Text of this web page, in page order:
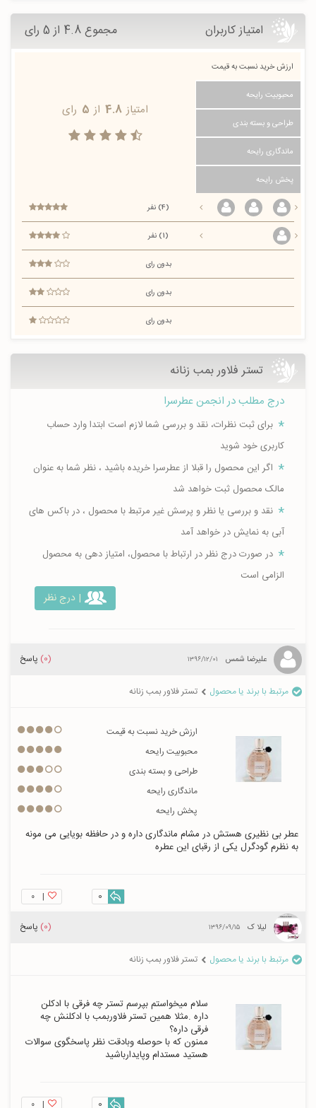
امتیاز کاربران مجموع 4.8 از 5 رای
ارزش خرید نسبت به قیمت
محبوبیت رایحه
طراحی و بسته بندی
ماندگاری رایحه
پخش رایحه
امتیاز 4.8 از 5 رای
(4) نفر
(1) نفر
بدون رای
بدون رای
بدون رای
تستر فلاور بمب زنانه
درج مطلب در انجمن عطرسرا
برای ثبت نظرات، نقد و بررسی شما لازم است ابتدا وارد حساب
کاربری خود شوید
اگر این محصول را قبلا از عطرسرا خریده باشید ، نظر شما به عنوان
مالک محصول ثبت خواهد شد
نقد و بررسی یا نظر و پرسش غیر مرتبط با محصول ، در باکس های
آبی به نمایش در خواهد آمد
در صورت درج نظر در ارتباط با محصول، امتیاز دهی به محصول
الزامی است
| درج نظر
علیرضا شمس ۱۳۹۶/۱۲/۰۱ (0) پاسخ
مرتبط با برند یا محصول تستر فلاور بمب زنانه
ارزش خرید نسبت به قیمت
محبوبیت رایحه
طراحی و بسته بندی
ماندگاری رایحه
پخش رایحه
به نظرم گودگرل یکی از رقبای این عطره
| ۰ 0
لیلا ک ۱۳۹۶/۰۹/۱۵ (0) پاسخ
مرتبط با برند یا محصول تستر فلاور بمب زنانه
سلام میخواستم بپرسم تستر چه فرقی با ادکلن
داره .مثلا همین تستر فلاوربمب با ادکلنش چه
ممنون که با حوصله وبادقت نظر پاسخگوی سوالات
هستید مستدام وپایدارباشید
| ۰ 0